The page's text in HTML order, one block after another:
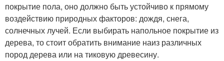
покрытие пола, оно должно быть устойчиво к прямому
воздействию природных факторов: дождя, снега,
солнечных лучей. Если выбирать напольное покрытие из
дерева, то стоит обратить внимание наиз различных
пород дерева или на тиковую древесину.